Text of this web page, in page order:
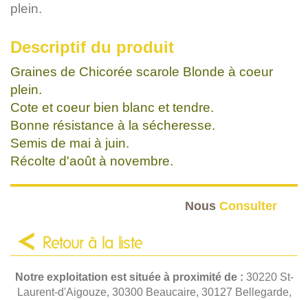
plein.
Descriptif du produit
Graines de Chicorée scarole Blonde à coeur
plein.
Cote et coeur bien blanc et tendre.
Bonne résistance à la sécheresse.
Semis de mai à juin.
Récolte d'août à novembre.
Nous Consulter
Retour à la liste
Notre exploitation est située à proximité de : 30220 St-
Laurent-d'Aigouze, 30300 Beaucaire, 30127 Bellegarde,